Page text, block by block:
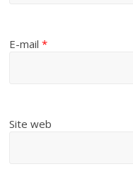
E-mail*
Site web